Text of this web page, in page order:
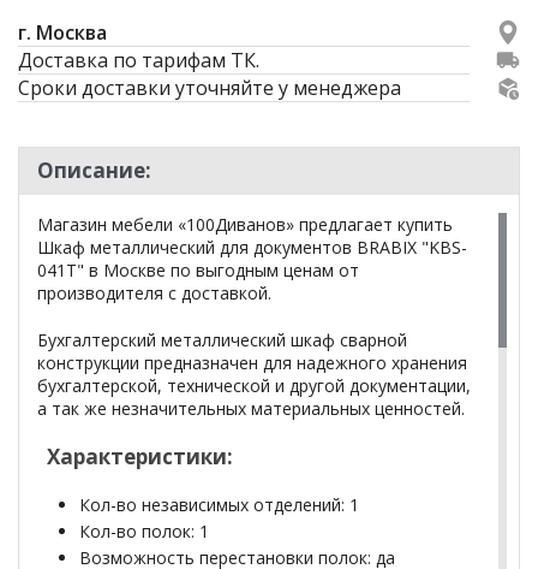
г. Москва
Доставка по тарифам ТК.
Сроки доставки уточняйте у менеджера
Описание:
Магазин мебели «100Диванов» предлагает купить
Шкаф металлический для документов BRABIX "KBS-
041Т" в Москве по выгодным ценам от
производителя с доставкой.
Бухгалтерский металлический шкаф сварной
конструкции предназначен для надежного хранения
бухгалтерской, технической и другой документации,
а так же незначительных материальных ценностей.
Характеристики:
Кол-во независимых отделений: 1
Кол-во полок: 1
Возможность перестановки полок: да